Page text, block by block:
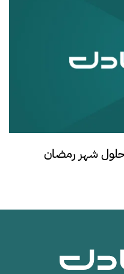
حلول شهر رمضان